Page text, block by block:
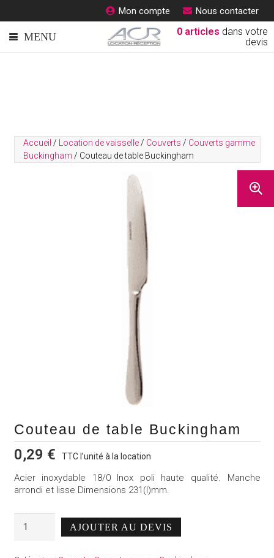
Mon compte Nous contacter
0articles dans votre
devis
Accueil / Location de vaisselle/ Couverts / Couverts gamme
Buckingham / Couteau de table Buckingham
Couteau de table Buckingham
0,29 € TTC l’unité à la location
Acier inoxydable 18/0 Inox poli haute qualité. Manche
arrondi et lisse Dimensions 231(l)mm.
de
AJOUTER AU DEVIS
Alternative: